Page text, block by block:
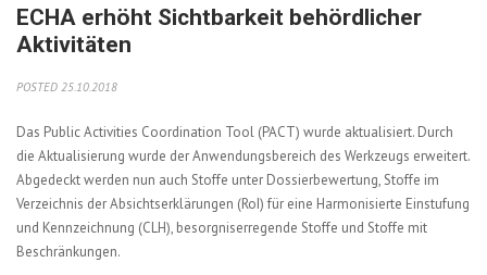
ECHA erhöht Sichtbarkeit behördlicher
Aktivitäten
POSTED 25.10.2018
Das Public Activities Coordination Tool (PACT) wurde aktualisiert. Durch
die Aktualisierung wurde der Anwendungsbereich des Werkzeugs erweitert.
Abgedeckt werden nun auch Stoffe unter Dossierbewertung, Stoffe im
Verzeichnis der Absichtserklärungen (RoI) für eine Harmonisierte Einstufung
und Kennzeichnung (CLH), besorgniserregende Stoffe und Stoffe mit
Beschränkungen.